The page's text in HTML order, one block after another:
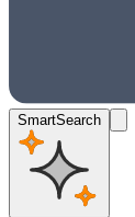
SmartSearch